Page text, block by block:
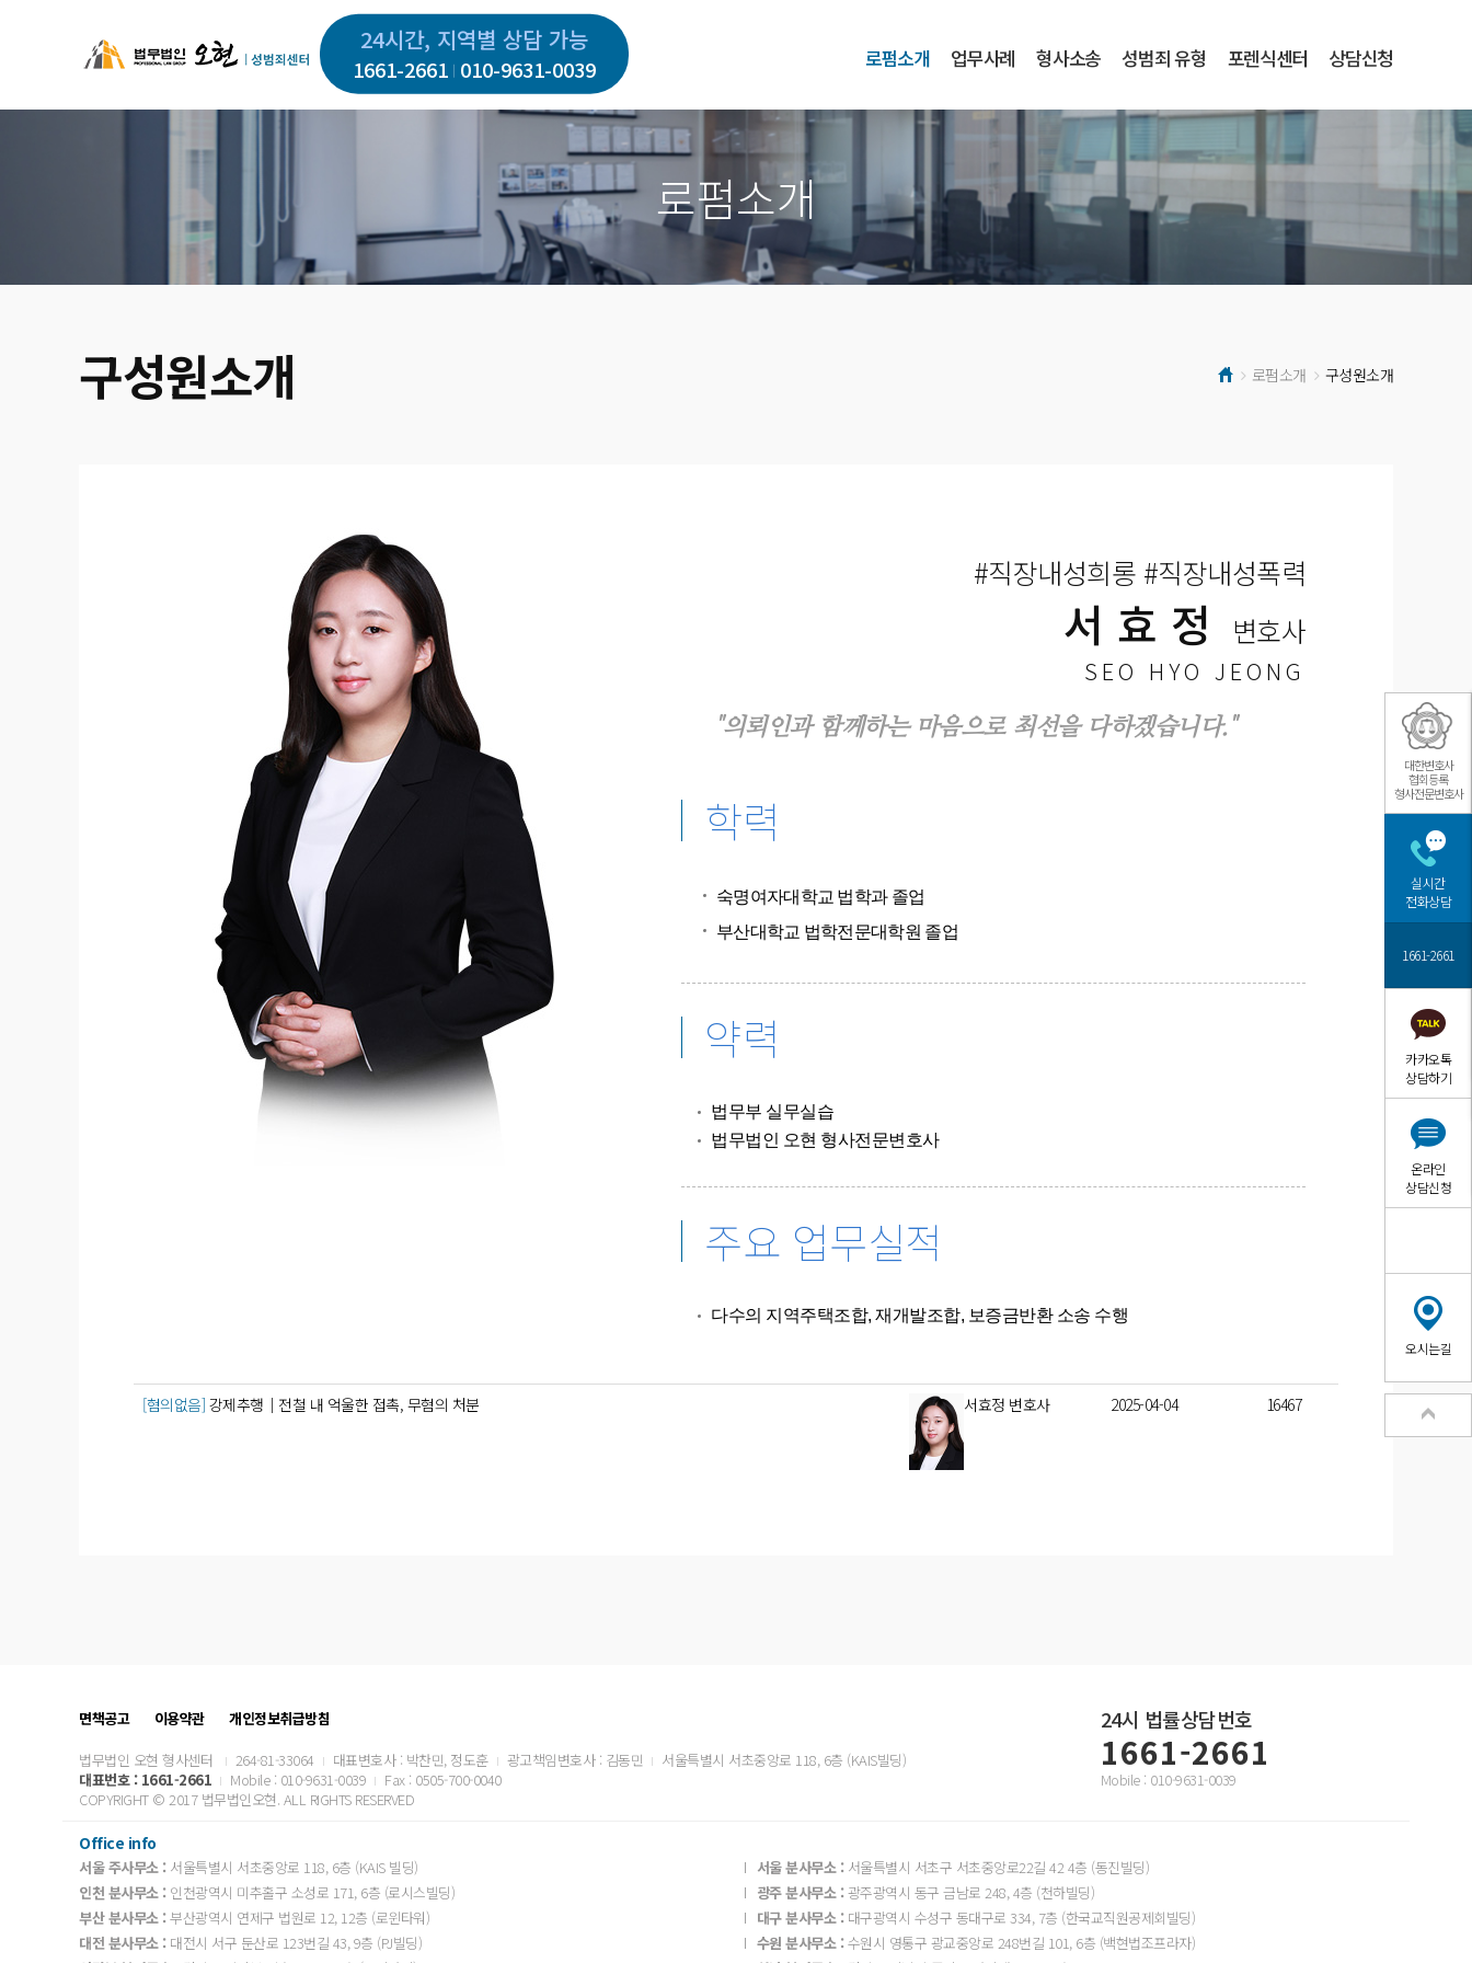
츠
24시간, 지역별 상담 가능
1661-2661 010-9631-0039 로펌소개 업무사례 형사소송 성범죄 유형 포렌식센터 상담신청
로펌소개
구성원소개 로펌소개 구성원소개
#직장내성희롱 #직장내성폭력
서효정 변호사
SEO HYO JEONG
"의뢰인과 함께하는 마음으로 최선을 다하겠습니다."
학력
숙명여자대학교 법학과 졸업
부산대학교 법학전문대학원 졸업
약력
법무부 실무실습
법무법인 오현 형사전문변호사
주요 업무실적
다수의 지역주택조합, 재개발조합, 보증금반환 소송 수행
[혐의없음] 강제추행│전철 내 억울한 접촉, 무혐의 처분 서효정 변호사 2025-04-04 16467
면책공고 이용약관
개인정보취급방침
법무법인 오현 형사센터
264-81-33064 대표변호사 : 박찬민, 정도훈 광고책임변호사 : 김동민
서울특별시 서초중앙로 118, 6층 (KAIS빌딩)
대표번호 : 1661-2661 Mobile : 010-9631-0039
Fax : 0505-700-0040
COPYRIGHT © 2017 법무법인오현. ALL RIGHTS RESERVED
24시 법률상담번호
1661-2661
Mobile : 010-9631-0039
Office info
서울 주사무소 : 서울특별시 서초중앙로 118, 6층 (KAIS 빌딩) 서울 분사무소 : 서울특별시 서초구 서초중앙로22길 42 4층 (동진빌딩)
인천 분사무소 : 인천광역시 미추홀구 소성로 171, 6층 (로시스빌딩) 광주 분사무소 :광주광역시 동구 금남로 248, 4층 (천하빌딩)
부산 분사무소 :부산광역시 연제구 법원로 12, 12층 (로윈타워) 대구 분사무소 : 대구광역시 수성구 동대구로 334, 7층 (한국교직원공제회빌딩)
대전 분사무소 : 대전시 서구 둔산로 123번길 43, 9층 (PJ빌딩) 수원 분사무소 :수원시 영통구 광교중앙로 248번길 101, 6층 (백현법조프라자)
대한변호사
협회등록
형사전문변호사
실시간
전화상담
1661-2661
카카오톡
상담하기
온라인
상담신청
오시는길